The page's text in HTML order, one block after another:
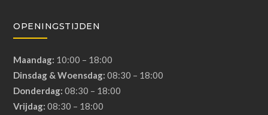
OPENINGSTIJDEN
Maandag: 10:00 – 18:00
Dinsdag & Woensdag: 08:30 – 18:00
Donderdag: 08:30 – 18:00
Vrijdag: 08:30 – 18:00